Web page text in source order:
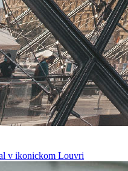
v ikonickom Louvri